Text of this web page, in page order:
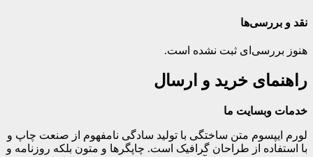
نقد و بررسی‌ها
هنوز بررسی‌ای ثبت نشده است.
راهنمای خرید و ارسال
خدمات وبسایت ما
لورم ایپسوم متن ساختگی با تولید سادگی نامفهوم از صنعت چاپ و
با استفاده از طراحان گرافیک است. چاپگرها و متون بلکه روزنامه و